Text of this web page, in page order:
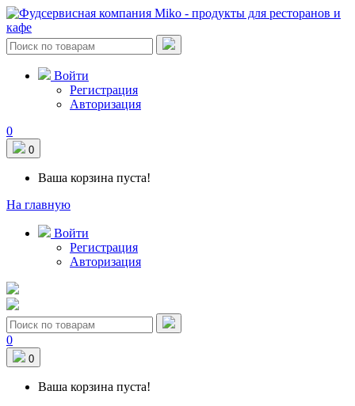
Войти
Регистрация
Авторизация
0
0
Ваша корзина пуста!
На главную
Войти
Регистрация
Авторизация
0
0
Ваша корзина пуста!